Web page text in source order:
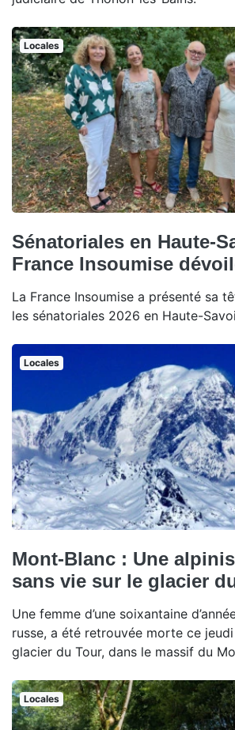
Locales
Sénatoriales en Haute-
France Insoumise
La France Insoumise a présenté sa
les sénatoriales 2026 en Haute-
Locales
Mont-Blanc : Une
sans vie sur le glacier
Une femme d’une soixantaine
russe, a été retrouvée morte ce
glacier du Tour, dans le massif du
Locales